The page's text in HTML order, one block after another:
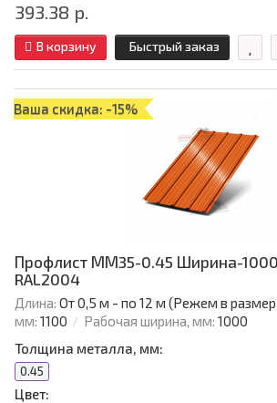
393.38 р.
В корзину Быстрый заказ
Ваша скидка: -15%
Профлист ММ35-0.45 Ширина-
RAL2004
Длина: От 0,5 м - по 12 м (Режем в
мм: 1100 Рабочая ширина, мм: 1000
Толщина металла, мм:
0.45
Цвет: